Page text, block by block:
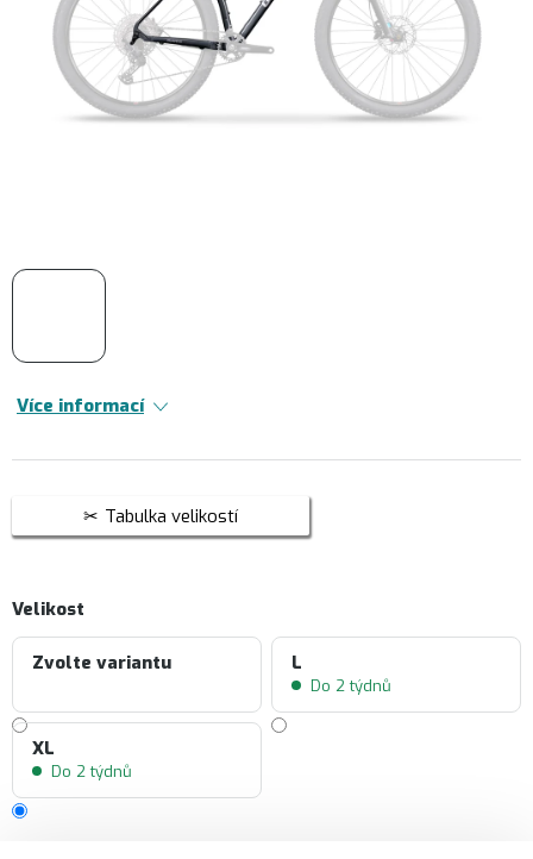
Více informací
Tabulka velikostí
Velikost
Zvolte variantu L
Do 2 týdnů
XL
Do 2 týdnů